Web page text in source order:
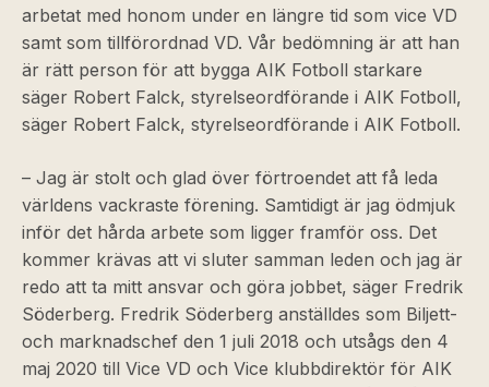
arbetat med honom under en längre tid som vice VD
samt som tillförordnad VD. Vår bedömning är att han
är rätt person för att bygga AIK Fotboll starkare
säger Robert Falck, styrelseordförande i AIK Fotboll,
säger Robert Falck, styrelseordförande i AIK Fotboll.
– Jag är stolt och glad över förtroendet att få leda
världens vackraste förening. Samtidigt är jag ödmjuk
inför det hårda arbete som ligger framför oss. Det
kommer krävas att vi sluter samman leden och jag är
redo att ta mitt ansvar och göra jobbet, säger Fredrik
Söderberg. Fredrik Söderberg anställdes som Biljett-
och marknadschef den 1 juli 2018 och utsågs den 4
maj 2020 till Vice VD och Vice klubbdirektör för AIK